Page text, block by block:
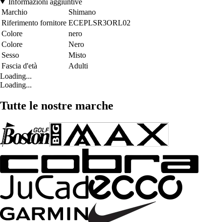
Marchio
Shimano
Riferimento fornitore ECEPLSR3ORL02
Colore
nero
Colore
Nero
Sesso
Misto
Fascia d'età
Adulti
Loading...
Loading...
Tutte le nostre marche